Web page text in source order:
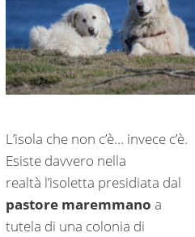
L’isola che non c’è… invece c’è.
Esiste davvero nella
realtà l’isoletta presidiata dal
pastore maremmano a
tutela di una colonia di